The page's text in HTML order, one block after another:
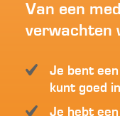
Van een
verwachten
Je bent
kunt goed
Je hebt